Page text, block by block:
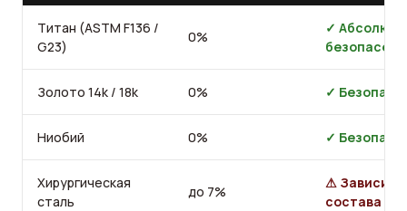
Титан (ASTM F136 /
G23)
0%
✓
безопасен
Золото 14k / 18k 0% ✓
Ниобий 0% ✓
Хирургическая
сталь
до 7%
⚠ Зависит
состава